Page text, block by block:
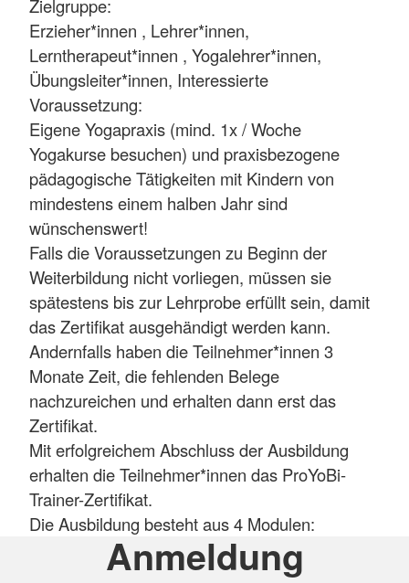
Zielgruppe:
Erzieher*innen , Lehrer*innen,
Lerntherapeut*innen , Yogalehrer*innen,
Übungsleiter*innen, Interessierte
Voraussetzung:
Eigene Yogapraxis (mind. 1x / Woche
Yogakurse besuchen) und praxisbezogene
pädagogische Tätigkeiten mit Kindern von
mindestens einem halben Jahr sind
wünschenswert!
Falls die Voraussetzungen zu Beginn der
Weiterbildung nicht vorliegen, müssen sie
spätestens bis zur Lehrprobe erfüllt sein, damit
das Zertifikat ausgehändigt werden kann.
Andernfalls haben die Teilnehmer*innen 3
Monate Zeit, die fehlenden Belege
nachzureichen und erhalten dann erst das
Zertifikat.
Mit erfolgreichem Abschluss der Ausbildung
erhalten die Teilnehmer*innen das ProYoBi-
Trainer-Zertifikat.
Die Ausbildung besteht aus 4 Modulen:
Anmeldung